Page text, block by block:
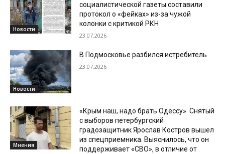
Новости
социалистической газеты составили
протокол о «фейках» из-за чужой
колонки с критикой РКН
23.07.2026
Новости
В Подмосковье разбился истребитель
23.07.2026
Мнения
«Крым наш, надо брать Одессу». Снятый
с выборов петербургский
градозащитник Ярослав Костров вышел
из спецприемника. Выяснилось, что он
поддерживает «СВО», в отличие от